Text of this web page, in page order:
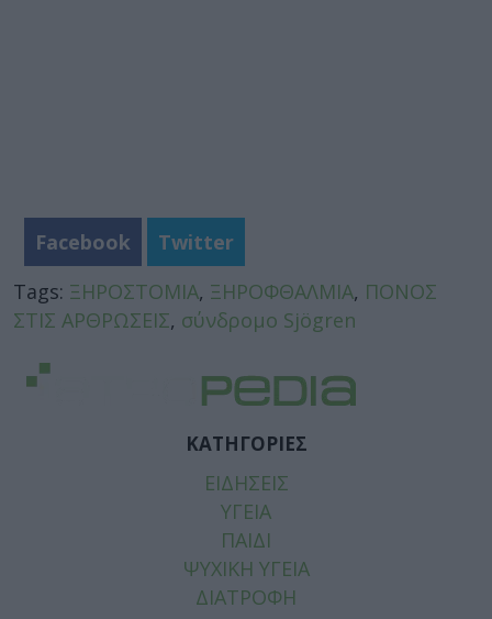
Facebook
Twitter
Tags: ΞΗΡΟΣΤΟΜΙΑ, ΞΗΡΟΦΘΑΛΜΙΑ, ΠΟΝΟΣ
ΣΤΙΣ ΑΡΘΡΩΣΕΙΣ, σύνδρομο Sjögren
ΚΑΤΗΓΟΡΙΕΣ
ΕΙΔΗΣΕΙΣ
ΥΓΕΙΑ
ΠΑΙΔΙ
ΨΥΧΙΚΗ ΥΓΕΙΑ
ΔΙΑΤΡΟΦΗ